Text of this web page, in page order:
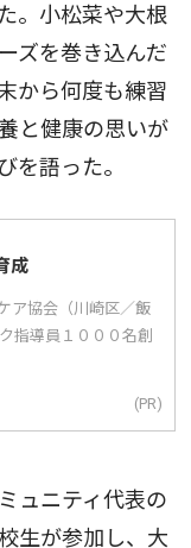
。小松菜や大根
ズを巻き込んだ
から何度も練習
と健康の思いが
を語った。
成
ア協会（川崎区／飯
指導員１０００名創
(PR)
ュニティ代表の
生が参加し、大